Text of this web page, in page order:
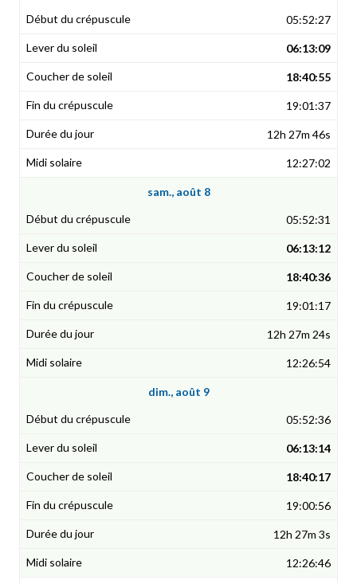
05:52:27
06:13:09
18:40:55
19:01:37
12h 27m 46s
12:27:02
sam., août 8
05:52:31
06:13:12
18:40:36
19:01:17
12h 27m 24s
12:26:54
dim., août 9
05:52:36
06:13:14
18:40:17
19:00:56
12h 27m 3s
12:26:46